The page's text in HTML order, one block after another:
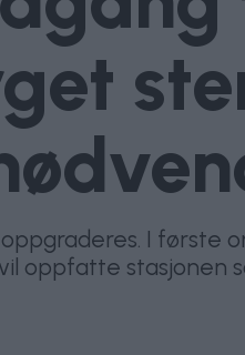
I
oppfatte stasjonen